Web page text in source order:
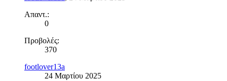
Απαντ.:
0
Προβολές:
370
footlover13a
24 Μαρτίου 2025